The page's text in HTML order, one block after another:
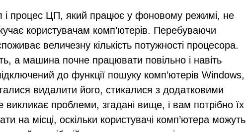
процес ЦП, який працює у фоновому режимі, не
користувачам комп’ютерів. Перебуваючи
величезну кількість потужності процесора.
а машина почне працювати повільно і навіть
до функції пошуку комп’ютерів Windows,
видалити його, стикалися з додатковими
проблеми, згадані вище, і вам потрібно їх
на місці, оскільки користувачі комп’ютера можуть